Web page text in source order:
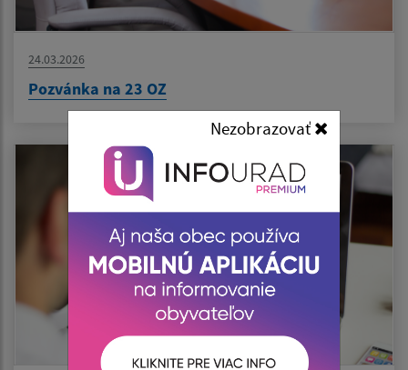
Nezobrazovať
24.03.2026
Pozvánka na 23 OZ